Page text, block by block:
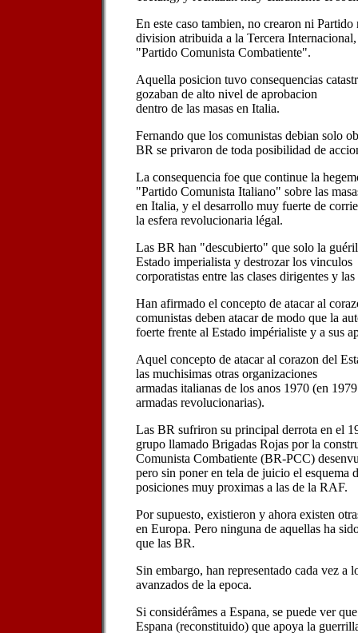
En este caso tambien, no crearon ni Partido
division atribuida a la Tercera
"Partido Comunista Combatiente".
Aquella posicion tuvo consequencias
gozaban de alto nivel de aprobacion
dentro de las masas en Italia.
Fernando que los comunistas debian solo
BR se privaron de toda posibilidad de
La consequencia foe que continue la
"Partido Comunista Italiano" sobre las
en Italia, y el desarrollo muy fuerte de
la esfera revolucionaria légal.
Las BR han "descubierto" que solo la
Estado imperialista y destrozar los vinculos
corporatistas entre las clases dirigentes y
Han afirmado el concepto de atacar al
comunistas deben atacar de modo que la
foerte frente al Estado impérialiste y a sus
Aquel concepto de atacar al corazon del
las muchisimas otras organizaciones
armadas italianas de los anos 1970 (en
armadas revolucionarias).
Las BR sufriron su principal derrota en el
grupo llamado Brigadas Rojas por la
Comunista Combatiente (BR-PCC)
pero sin poner en tela de juicio el esquema
posiciones muy proximas a las de la RAF.
Por supuesto, existieron y ahora existen
en Europa. Pero ninguna de aquellas ha
que las BR.
Sin embargo, han representado cada vez a
avanzados de la epoca.
Si considérâmes a Espana, se puede ver
Espana (reconstituido) que apoya la